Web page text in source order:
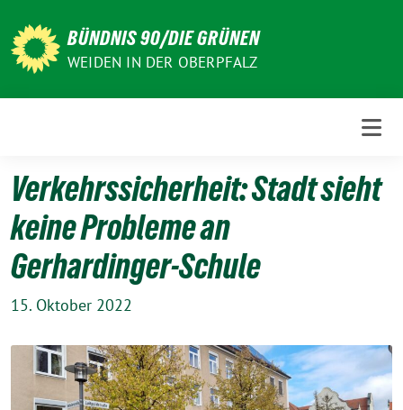
zum
Inhalt
BÜNDNIS 90/DIE GRÜNEN
WEIDEN IN DER OBERPFALZ
Verkehrssicherheit: Stadt sieht
keine Probleme an
Gerhardinger-Schule
15. Oktober 2022